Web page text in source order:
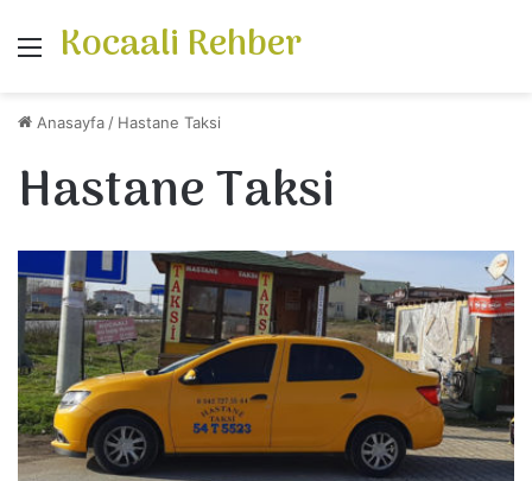
Menü
Kocaali Rehber
Anasayfa / Hastane Taksi
Hastane Taksi